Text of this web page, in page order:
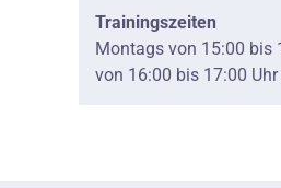
Trainingszeiten
Montags von 15:00 bis
von 16:00 bis 17:00